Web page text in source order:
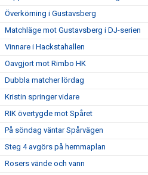
Överkörning i Gustavsberg
Matchläge mot Gustavsberg i DJ-serien
Vinnare i Hackstahallen
Oavgjort mot Rimbo HK
Dubbla matcher lördag
Kristin springer vidare
RIK övertygde mot Spåret
På söndag väntar Spårvägen
Steg 4 avgörs på hemmaplan
Rosers vände och vann